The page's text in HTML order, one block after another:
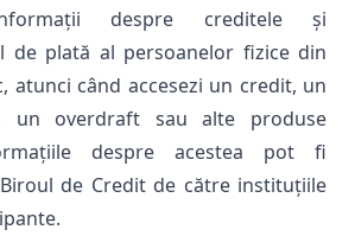
despre creditele și
de plată al persoanelor fizice din
atunci când accesezi un credit, un
un overdraft sau alte produse
despre acestea pot fi
de Credit de către instituțiile